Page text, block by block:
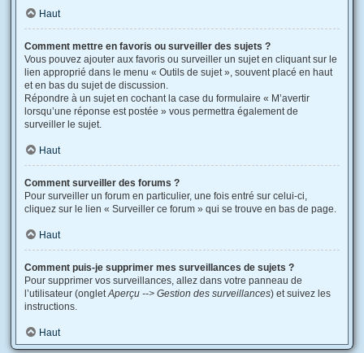
Haut
Comment mettre en favoris ou surveiller des sujets ?
Vous pouvez ajouter aux favoris ou surveiller un sujet en cliquant sur le
lien approprié dans le menu « Outils de sujet », souvent placé en haut
et en bas du sujet de discussion.
Répondre à un sujet en cochant la case du formulaire « M’avertir
lorsqu’une réponse est postée » vous permettra également de
surveiller le sujet.
Haut
Comment surveiller des forums ?
Pour surveiller un forum en particulier, une fois entré sur celui-ci,
cliquez sur le lien « Surveiller ce forum » qui se trouve en bas de page.
Haut
Comment puis-je supprimer mes surveillances de sujets ?
Pour supprimer vos surveillances, allez dans votre panneau de
l’utilisateur (ongletAperçu --> Gestion des surveillances) et suivez les
instructions.
Haut